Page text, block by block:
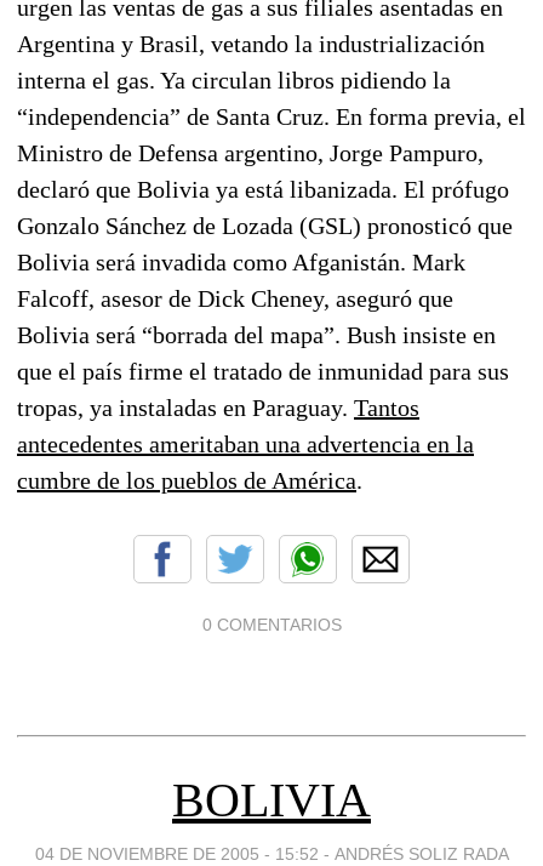
urgen las ventas de gas a sus filiales asentadas en
Argentina y Brasil, vetando la industrialización
interna el gas. Ya circulan libros pidiendo la
“independencia” de Santa Cruz. En forma previa, el
Ministro de Defensa argentino, Jorge Pampuro,
declaró que Bolivia ya está libanizada. El prófugo
Gonzalo Sánchez de Lozada (GSL) pronosticó que
Bolivia será invadida como Afganistán. Mark
Falcoff, asesor de Dick Cheney, aseguró que
Bolivia será “borrada del mapa”. Bush insiste en
que el país firme el tratado de inmunidad para sus
tropas, ya instaladas en Paraguay. Tantos
antecedentes ameritaban una advertencia en la
cumbre de los pueblos de América.
0 COMENTARIOS
BOLIVIA
04 DE NOVIEMBRE DE 2005 - 15:52 - ANDRÉS SOLIZ RADA